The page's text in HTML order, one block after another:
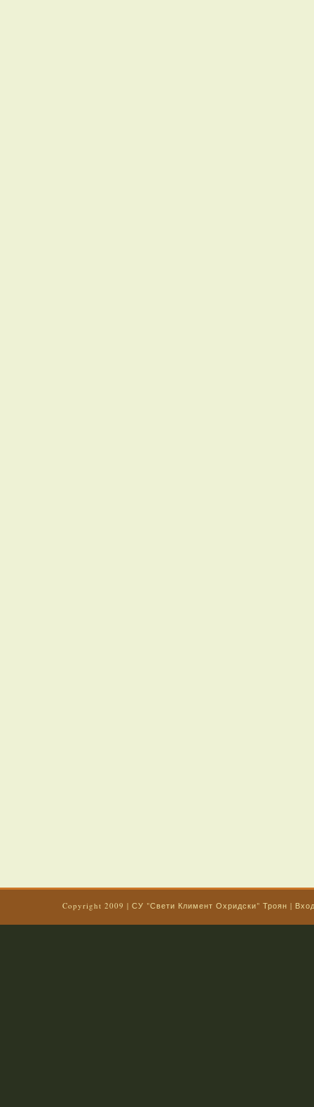
Copyright 2009 | СУ "Свети Климент Охридски" Троян |